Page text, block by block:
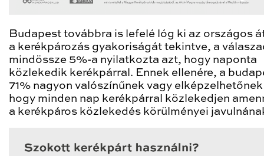
Budapest továbbra is lefelé lóg ki az országos
a kerékpározás gyakoriságát tekintve, a
mindössze 5%-a nyilatkozta azt, hogy naponta
közlekedik kerékpárral. Ennek ellenére, a
71% nagyon valószínűnek vagy
hogy minden nap kerékpárral közlekedjen
a kerékpáros közlekedés körülményei